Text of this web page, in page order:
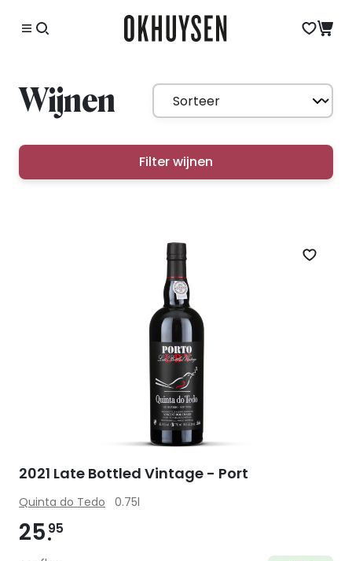
Wijnen
Filter wijnen
Zet
2021 Late Bottled Vintage - Port
Quinta do Tedo 0.75l
25 95